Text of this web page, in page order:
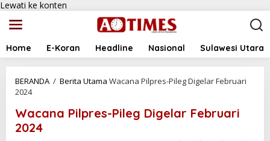
Lewati ke konten
Home E-Koran Headline Nasional Sulawesi Utara
BERANDA / Berita Utama Wacana Pilpres-Pileg Digelar Februari
2024
Wacana Pilpres-Pileg Digelar Februari
2024